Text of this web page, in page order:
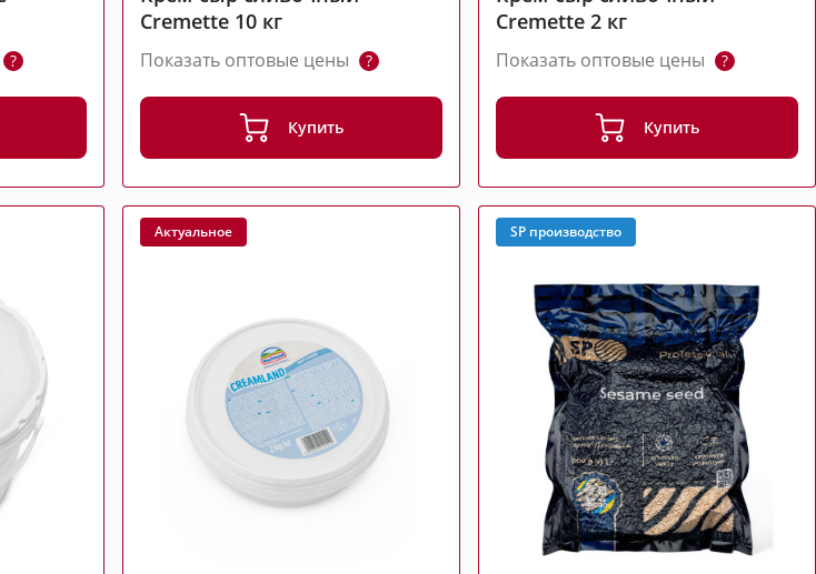
?
Cremette 10 кг
Показать оптовые цены ?
Купить
Cremette 2 кг
Показать оптовые цены ?
Купить
Актуальное SP производство